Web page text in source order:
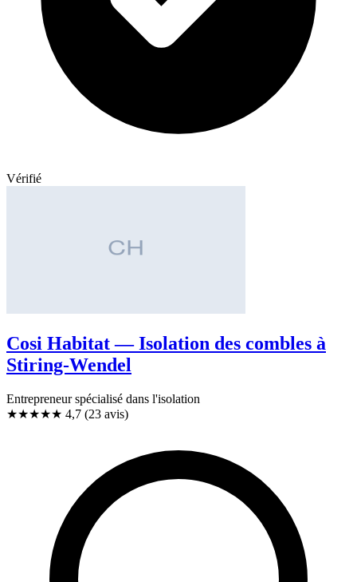
Vérifié
Cosi Habitat — Isolation des combles à
Stiring-Wendel
Entrepreneur spécialisé dans l'isolation
★★★★★ 4,7 (23 avis)